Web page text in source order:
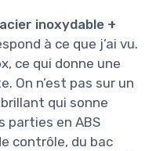
acier inoxydable +
à ce que j’ai vu.
ce qui donne une
On n’est pas sur un
qui sonne
parties en ABS
contrôle, du bac